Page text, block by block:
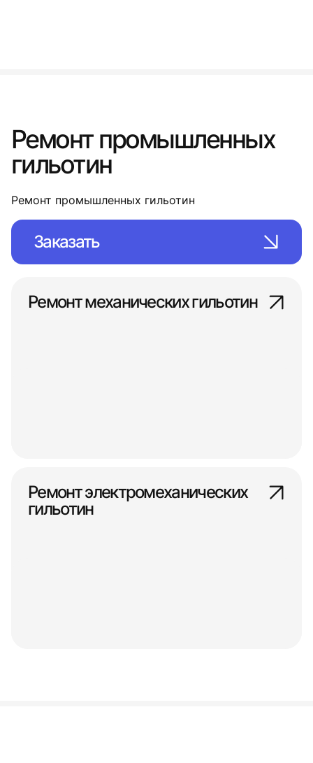
Ремонт промышленных
гильотин
Ремонт промышленных гильотин
Заказать
Ремонт механических гильотин
Ремонт электромеханических
гильотин